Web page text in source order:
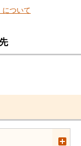
について